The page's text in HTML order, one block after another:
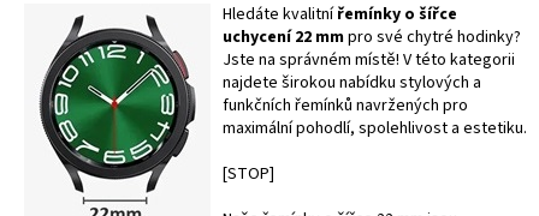
Hledáte kvalitnířemínky o šířce
uchycení 22 mmpro své chytré hodinky?
Jste na správném místě! V této kategorii
najdete širokou nabídku stylových a
funkčních řemínků navržených pro
maximální pohodlí, spolehlivost a estetiku.
[STOP]